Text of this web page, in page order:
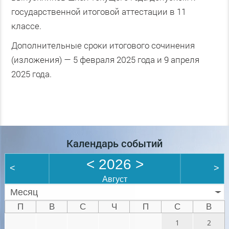
государственной итоговой аттестации в 11
классе.
Дополнительные сроки итогового сочинения
(изложения) — 5 февраля 2025 года и 9 апреля
2025 года.
Календарь событий
< < 2026 >
Август
>
Месяц
П В С Ч П С
В
1
2